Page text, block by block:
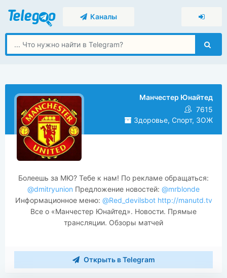
Каналы
Манчестер Юнайтед
7615
Здоровье, Спорт, ЗОЖ
Болеешь за МЮ? Тебе к нам! По рекламе обращаться:
@dmitryunion Предложение новостей: @mrblonde
Информационное меню: @Red_devilsbot http://manutd.tv
Все о «Манчестер Юнайтед». Новости. Прямые
трансляции. Обзоры матчей
Открыть в Telegram